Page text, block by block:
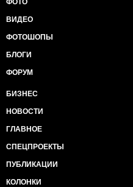
ФОТО
ВИДЕО
ФОТОШОПЫ
БЛОГИ
ФОРУМ
БИЗНЕС
НОВОСТИ
ГЛАВНОЕ
СПЕЦПРОЕКТЫ
ПУБЛИКАЦИИ
КОЛОНКИ